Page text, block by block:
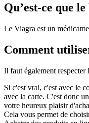
Qu’est-ce que
Le Viagra est un
Comment
Il faut également respecter
Si c'est vrai, c'est avec le
avec la carte. C'est donc
votre heureux plaisir
Cela vous permet de